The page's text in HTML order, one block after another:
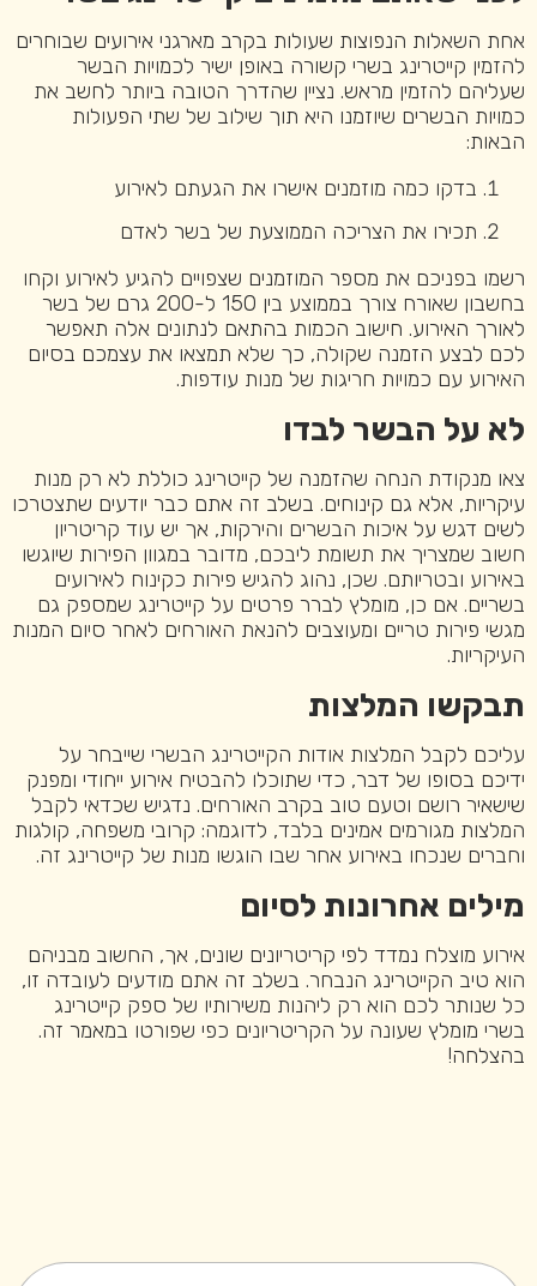
אחת השאלות הנפוצות שעולות בקרב מארגני אירועים שבוחרים
להזמין קייטרינג בשרי קשורה באופן ישיר לכמויות הבשר
שעליהם להזמין מראש. נציין שהדרך הטובה ביותר לחשב את
כמויות הבשרים שיוזמנו היא תוך שילוב של שתי הפעולות
הבאות:
בדקו כמה מוזמנים אישרו את הגעתם לאירוע
תכירו את הצריכה הממוצעת של בשר לאדם
רשמו בפניכם את מספר המוזמנים שצפויים להגיע לאירוע וקחו
בחשבון שאורח צורך בממוצע בין 150 ל-200 גרם של בשר
לאורך האירוע. חישוב הכמות בהתאם לנתונים אלה תאפשר
לכם לבצע הזמנה שקולה, כך שלא תמצאו את עצמכם בסיום
האירוע עם כמויות חריגות של מנות עודפות.
לא על הבשר לבדו
צאו מנקודת הנחה שהזמנה של קייטרינג כוללת לא רק מנות
עיקריות, אלא גם קינוחים. בשלב זה אתם כבר יודעים שתצטרכו
לשים דגש על איכות הבשרים והירקות, אך יש עוד קריטריון
חשוב שמצריך את תשומת ליבכם, מדובר במגוון הפירות שיוגשו
באירוע ובטריותם. שכן, נהוג להגיש פירות כקינוח לאירועים
בשריים. אם כן, מומלץ לברר פרטים על קייטרינג שמספק גם
מגשי פירות טריים ומעוצבים להנאת האורחים לאחר סיום המנות
העיקריות.
תבקשו המלצות
עליכם לקבל המלצות אודות הקייטרינג הבשרי שייבחר על
ידיכם בסופו של דבר, כדי שתוכלו להבטיח אירוע ייחודי ומפנק
שישאיר רושם וטעם טוב בקרב האורחים. נדגיש שכדאי לקבל
המלצות מגורמים אמינים בלבד, לדוגמה: קרובי משפחה, קולגות
וחברים שנכחו באירוע אחר שבו הוגשו מנות של קייטרינג זה.
מילים אחרונות לסיום
אירוע מוצלח נמדד לפי קריטריונים שונים, אך, החשוב מבניהם
הוא טיב הקייטרינג הנבחר. בשלב זה אתם מודעים לעובדה זו,
כל שנותר לכם הוא רק ליהנות משירותיו של ספק קייטרינג
בשרי מומלץ שעונה על הקריטריונים כפי שפורטו במאמר זה.
בהצלחה!